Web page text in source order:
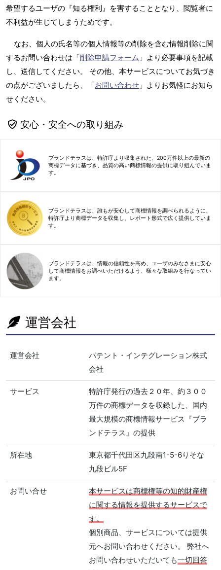
希望するユーザの『知る権利』を害することとなり、閲覧者に
不利益が生じてしまうためです。
なお、個人の氏名等の個人情報等の削除を含む情報削除に関
するお問い合わせは「削除申請フォーム 」より必要事項を記載
し、送信してください。 その他、本サービスについてお気づき
の点がございましたら、「お問い合わせ 」よりお気軽にお知ら
せください。
安心・安全への取り組み
ブランドテラスは、特許庁より収集された、200万件以上の最新の
商標データに基づき、品質の高い商標情報の提供に取り組んでいま
す。
ブランドテラスは、誰もが安心して商標情報を調べられるように、
特許庁より商標データを収集し、レポート形式で広く提供していま
す。
ブランドテラスは、情報の信頼性を高め、ユーザのみなさまに安心
して商標情報をお調べいただけるよう、様々な取組みを行なってい
ます。
運営会社
運営会社
パテント・インテグレーション株式
会社
サービス
特許庁発行の過去２０年、約３００
万件の商標データを収録した、国内
最大規模の商標情報サービス『ブラ
ンドテラス』の提供
所在地
東京都千代田区九段南1-5-6りそな
九段ビル5F
お問い合せ
本サービスは商標権等の知的財産権
に関する情報を提供するサービスで
す。
個別商品、サービスについては提供
元へお問い合わせください。 弊社へ
お問い合わせいただいても一切回答